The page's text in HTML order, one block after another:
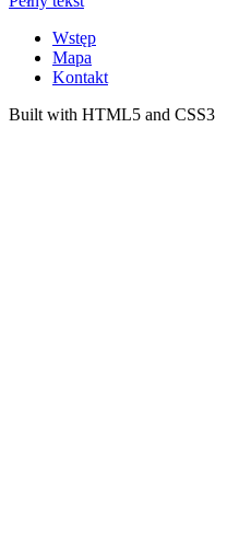
Wstęp
Mapa
Kontakt
Built with HTML5 and CSS3